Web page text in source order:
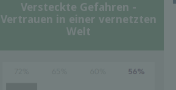
Versteckte Gefahren -
Vertrauen in einer vernetzten
Welt